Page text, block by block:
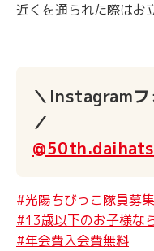
近くを通られた際はお
＼Instagramフ
／
#光陽ちびっこ隊員募
#13歳以下のお子様な
#年会費入会費無料